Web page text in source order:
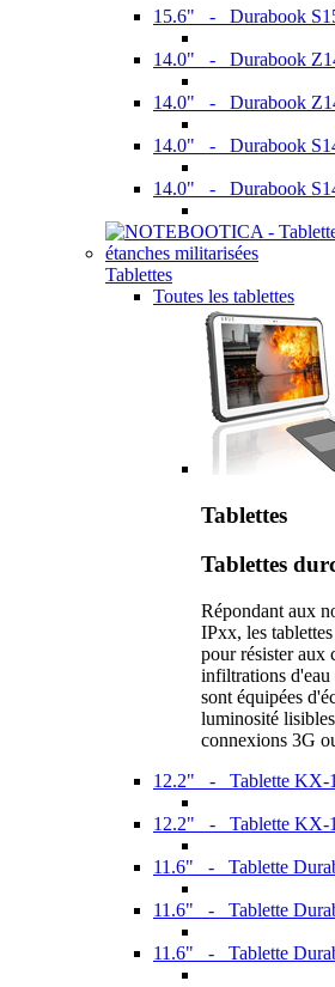
15.6" - Durabook
14.0" - Durabook
14.0" - Durabook
14.0" - Durabook
14.0" - Durabook
Tablettes
Toutes les tablettes
Tablettes
Tablettes
Répondant aux
IPxx, les
pour résister aux
infiltrations d'eau
sont équipées
luminosité
connexions 3G
12.2" - Tablette KX-
12.2" - Tablette KX-
11.6" - Tablette
11.6" - Tablette
11.6" - Tablette